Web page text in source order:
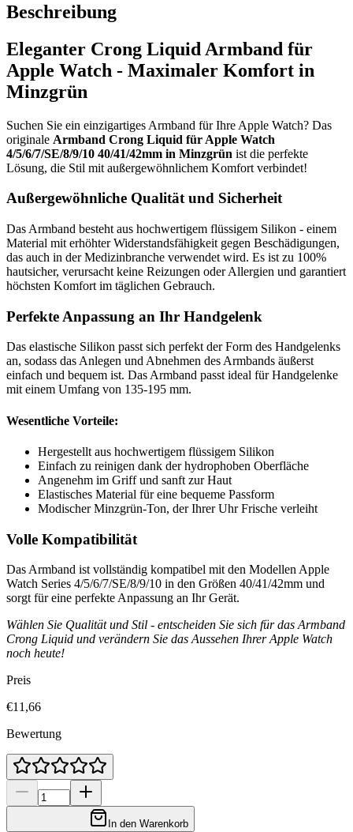
Beschreibung
Eleganter Crong Liquid Armband für
Apple Watch - Maximaler Komfort in
Minzgrün
Suchen Sie ein einzigartiges Armband für Ihre Apple Watch? Das
originale Armband Crong Liquid für Apple Watch
4/5/6/7/SE/8/9/10 40/41/42mm in Minzgrün ist die perfekte
Lösung, die Stil mit außergewöhnlichem Komfort verbindet!
Außergewöhnliche Qualität und Sicherheit
Das Armband besteht aus hochwertigem flüssigem Silikon - einem
Material mit erhöhter Widerstandsfähigkeit gegen Beschädigungen,
das auch in der Medizinbranche verwendet wird. Es ist zu 100%
hautsicher, verursacht keine Reizungen oder Allergien und garantiert
höchsten Komfort im täglichen Gebrauch.
Perfekte Anpassung an Ihr Handgelenk
Das elastische Silikon passt sich perfekt der Form des Handgelenks
an, sodass das Anlegen und Abnehmen des Armbands äußerst
einfach und bequem ist. Das Armband passt ideal für Handgelenke
mit einem Umfang von 135-195 mm.
Wesentliche Vorteile:
Hergestellt aus hochwertigem flüssigem Silikon
Einfach zu reinigen dank der hydrophoben Oberfläche
Angenehm im Griff und sanft zur Haut
Elastisches Material für eine bequeme Passform
Modischer Minzgrün-Ton, der Ihrer Uhr Frische verleiht
Volle Kompatibilität
Das Armband ist vollständig kompatibel mit den Modellen Apple
Watch Series 4/5/6/7/SE/8/9/10 in den Größen 40/41/42mm und
sorgt für eine perfekte Anpassung an Ihr Gerät.
Wählen Sie Qualität und Stil - entscheiden Sie sich für das Armband
Crong Liquid und verändern Sie das Aussehen Ihrer Apple Watch
noch heute!
Preis
€11,66
Bewertung
In den Warenkorb